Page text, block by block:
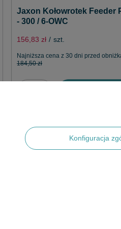
Jaxon Kołowrotek Feeder
- 300 / 6-OWC
156,83 zł / szt.
Najniższa cena z 30 dni przed
184,50 zł
Konfiguracja